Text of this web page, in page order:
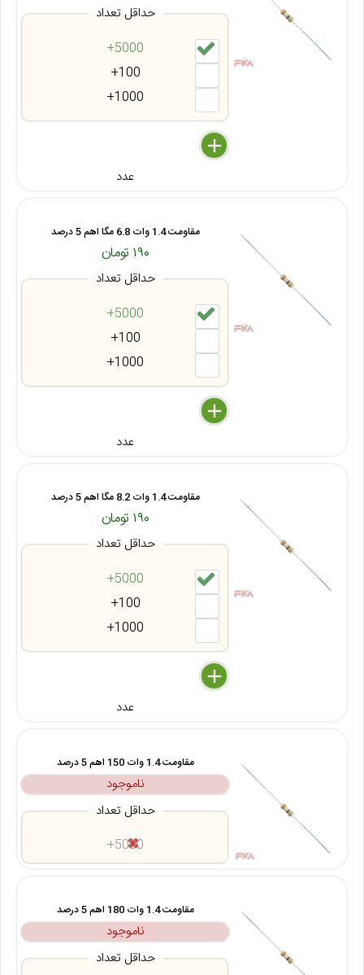
حداقل تعداد
5000+
100+
1000+
delete
remove
add
عدد
مقاومت 1.4 وات 6.8 مگا اهم 5 درصد
۱۹۰ تومان
حداقل تعداد
5000+
100+
1000+
delete
remove
add
عدد
مقاومت 1.4 وات 8.2 مگا اهم 5 درصد
۱۹۰ تومان
حداقل تعداد
5000+
100+
1000+
delete
remove
add
عدد
مقاومت 1.4 وات 150 اهم 5 درصد
ناموجود
حداقل تعداد
5000+
مقاومت 1.4 وات 180 اهم 5 درصد
ناموجود
حداقل تعداد